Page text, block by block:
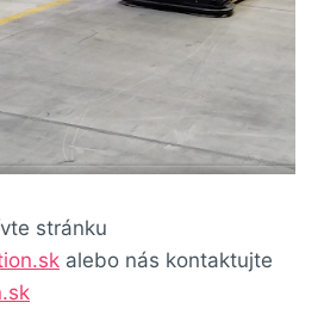
stránku
alebo nás kontaktujte